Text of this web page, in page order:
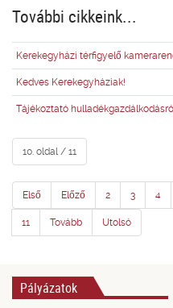
További cikkeink...
Kerekegyházi térfigyelő
Kedves Kerekegyháziak!
Tájékoztató
10. oldal / 11
Első Előző 2 3 4
11 Tovább Utolsó
Pályázatok